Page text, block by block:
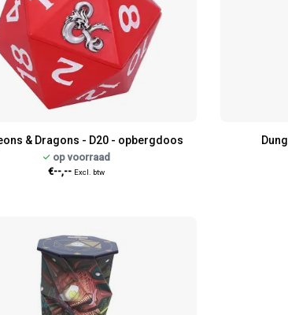
& Dragons - D20 - opbergdoos
op voorraad
€--,-- Excl. btw